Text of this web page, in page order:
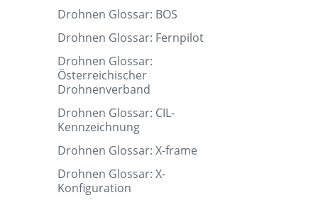
Drohnen Glossar: BOS
Drohnen Glossar: Fernpilot
Drohnen Glossar:
Österreichischer
Drohnenverband
Drohnen Glossar: CIL-
Kennzeichnung
Drohnen Glossar: X-frame
Drohnen Glossar: X-
Konfiguration